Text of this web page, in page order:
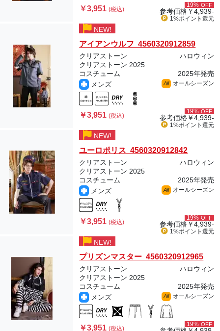
￥3,951(税込)
19% OFF
参考価格￥4,939-
1%ポイント 還元
NEW!
アイアンウルフ 4560320912859
クリアストーン
ハロウィン
クリアストーン 2025
コスチューム
2025年発売
メンズ
All オールシーズン
￥3,951(税込)
19% OFF
参考価格￥4,939-
1%ポイント 還元
NEW!
ユーロポリス 4560320912842
クリアストーン
ハロウィン
クリアストーン 2025
コスチューム
2025年発売
メンズ
All オールシーズン
￥3,951(税込)
19% OFF
参考価格￥4,939-
1%ポイント 還元
NEW!
プリズンマスター 4560320912965
クリアストーン
ハロウィン
クリアストーン 2025
コスチューム
2025年発売
メンズ
All オールシーズン
￥3,951(税込)
19% OFF